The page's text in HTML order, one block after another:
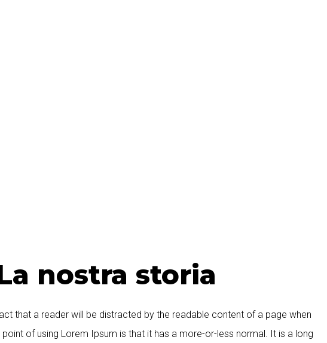
nostra storia
that a reader will be distracted by the readable content of a page when
of using Lorem Ipsum is that it has a more-or-less normal. It is a long